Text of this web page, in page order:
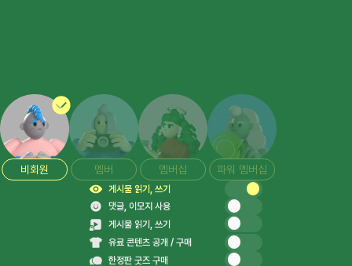
비회원 멤버 멤버십 파워 멤버십
게시물 읽기, 쓰기
댓글, 이모지 사용
게시물 읽기, 쓰기
유료 콘텐츠 공개 / 구매
한정판 굿즈 구매